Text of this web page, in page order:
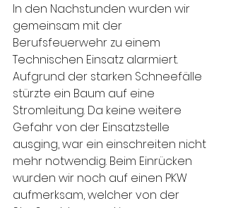
In den Nachstunden wurden wir
gemeinsam mit der
Berufsfeuerwehr zu einem
Technischen Einsatz alarmiert.
Aufgrund der starken Schneefälle
stürzte ein Baum auf eine
Stromleitung. Da keine weitere
Gefahr von der Einsatzstelle
ausging, war ein einschreiten nicht
mehr notwendig. Beim Einrücken
wurden wir noch auf einen PKW
aufmerksam, welcher von der